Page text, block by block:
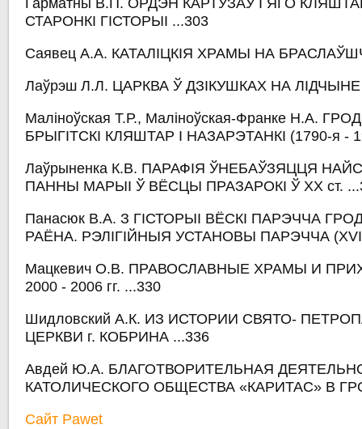
Гарматны В.П. ОРДЭН КАРТУЗАЎ І ЯГО
СТАРОНКІ ГІСТОРЫІ ...303
Саявец А.А. КАТАЛІЦКІЯ ХРАМЫ НА
Лаўрэш Л.Л. ЦАРКВА Ў ДЗІКУШКАХ НА ЛІДЧЫНЕ
Маліноўская Т.Р., Маліноўская-Франке Н.А.
БРЫГІТСКІ КЛЯШТАР І НАЗАРЭТАНКІ (1790-я -
Лаўрыненка К.В. ПАРАФІЯ ЎНЕБАЎЗЯЦЦЯ
ПАННЫ МАРЫІ Ў ВЁСЦЫ ПРАЗАРОКІ Ў XX ст.
Панасюк В.А. З ГІСТОРЫІ ВЁСКІ ПАРЭЧЧА
РАЁНА. РЭЛІГІЙНЫЯ УСТАНОВЫ ПАРЭЧЧА (XVII
Мацкевич О.В. ПРАВОСЛАВНЫЕ ХРАМЫ И
2000 - 2006 гг. ...330
Шидловский А.К. ИЗ ИСТОРИИ СВЯТО-
ЦЕРКВИ г. КОБРИНА ...336
Авдей Ю.А. БЛАГОТВОРИТЕЛЬНАЯ
КАТОЛИЧЕСКОГО ОБЩЕСТВА «КАРИТАС» В
Сайт Pawet